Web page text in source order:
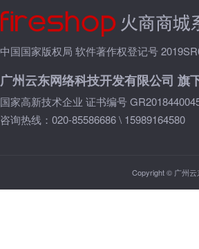
中国国家版权局 软件著作权登记号
广州云东网络科技开发有限公司 旗
国家高新技术企业 证书编号
咨询热线：020-85586686 \ 15989164580
Copyright © 广州